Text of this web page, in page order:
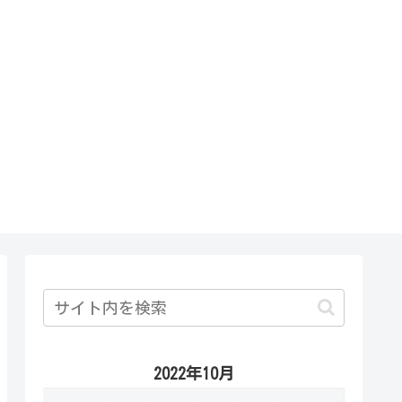
2022年10月